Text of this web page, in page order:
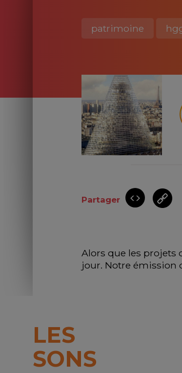
patrimoine
Partager
Alors que les projets
jour. Notre émission
LES
SONS